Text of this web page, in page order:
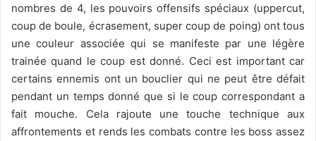
nombres de 4, les pouvoirs offensifs spéciaux (uppercut,
coup de boule, écrasement, super coup de poing) ont tous
une couleur associée qui se manifeste par une légère
trainée quand le coup est donné. Ceci est important car
certains ennemis ont un bouclier qui ne peut être défait
pendant un temps donné que si le coup correspondant a
fait mouche. Cela rajoute une touche technique aux
affrontements et rends les combats contre les boss assez